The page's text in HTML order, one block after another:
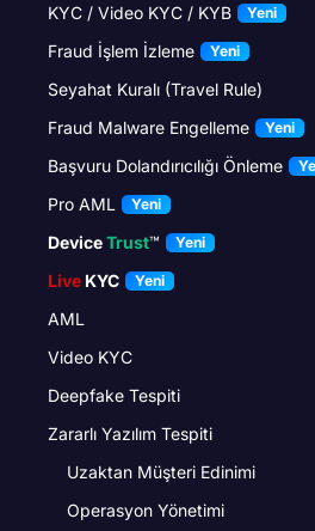
KYC / Video KYC / KYB Yeni
Fraud İşlem İzleme Yeni
Seyahat Kuralı (Travel Rule)
Fraud Malware Engelleme
Yeni
Başvuru Dolandırıcılığı Önleme
Pro AML Yeni
DeviceTrust™ Yeni
Live KYC Yeni
AML
Video KYC
Deepfake Tespiti
Zararlı Yazılım Tespiti
Uzaktan Müşteri Edinimi
Operasyon Yönetimi